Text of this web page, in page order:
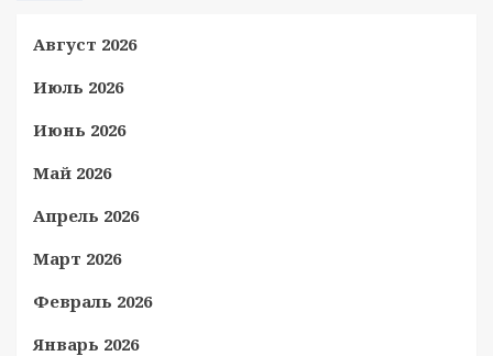
Август 2026
Июль 2026
Июнь 2026
Май 2026
Апрель 2026
Март 2026
Февраль 2026
Январь 2026